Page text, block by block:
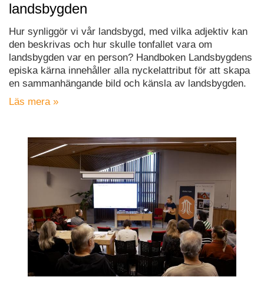
landsbygden
Hur synliggör vi vår landsbygd, med vilka adjektiv kan
den beskrivas och hur skulle tonfallet vara om
landsbygden var en person? Handboken Landsbygdens
episka kärna innehåller alla nyckelattribut för att skapa
en sammanhängande bild och känsla av landsbygden.
Läs mera »